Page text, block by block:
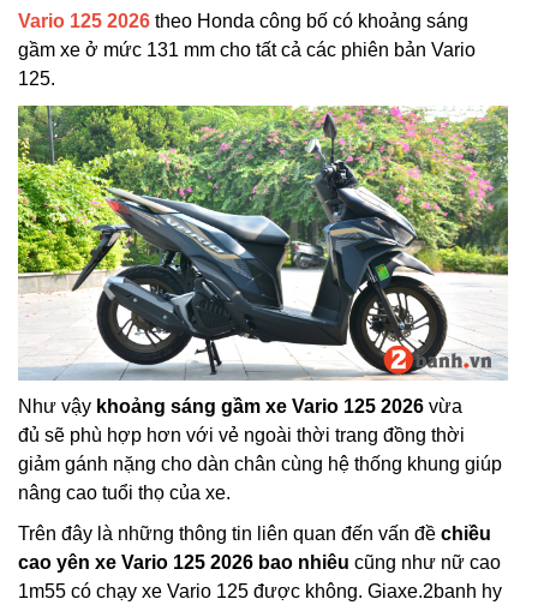
Vario 125 2026 theo Honda công bố có khoảng sáng
gầm xe ở mức 131 mm cho tất cả các phiên bản Vario
125.
Như vậy khoảng sáng gầm xe Vario 125 2026 vừa
đủ sẽ phù hợp hơn với vẻ ngoài thời trang đồng thời
giảm gánh nặng cho dàn chân cùng hệ thống khung giúp
nâng cao tuổi thọ của xe.
Trên đây là những thông tin liên quan đến vấn đề chiều
cao yên xe Vario 125 2026 bao nhiêu cũng như nữ cao
1m55 có chạy xe Vario 125 được không. Giaxe.2banh hy